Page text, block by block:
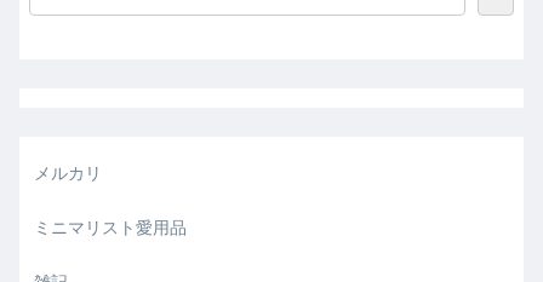
メルカリ
ミニマリスト愛用品